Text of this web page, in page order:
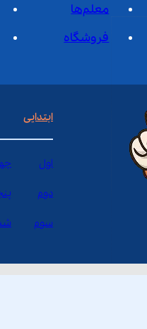
معلم‌ها
فروشگاه
ابتدایی
اول
دوم
سوم